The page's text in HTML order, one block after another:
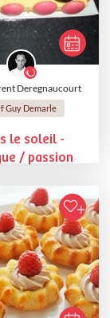
Deregnaucourt
Guy Demarle
le soleil -
/ passion